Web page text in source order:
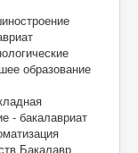
образование
- бакалавриат
Бакалавр